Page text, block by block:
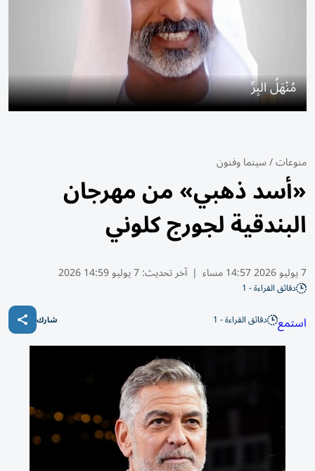
مُنْهَلُ البِرِّ
منوعات/سينما وفنون
«أسد ذهبي» من مهرجان
البندقية لجورج كلوني
7 يوليو 2026 14:57 مساء | آخر تحديث:7 يوليو 14:59 2026
دقائق القراءة - 1
استمع دقائق القراءة - 1 شارك